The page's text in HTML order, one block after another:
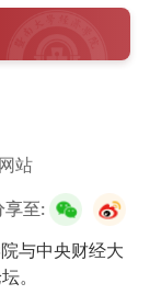
站
享至:
与中央财经大
。